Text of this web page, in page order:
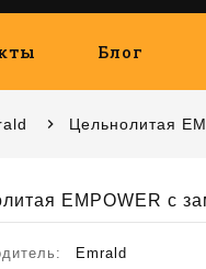
Блог
Цельнолитая
EMPOWER с
Emrald